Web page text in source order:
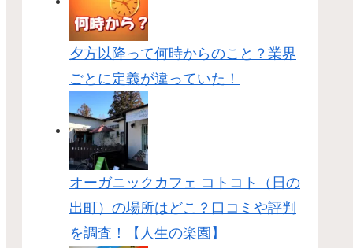
夕方以降って何時からのこと？業界
ごとに定義が違っていた！
オーガニックカフェ コトコト（日の
出町）の場所はどこ？口コミや評判
を調査！【人生の楽園】